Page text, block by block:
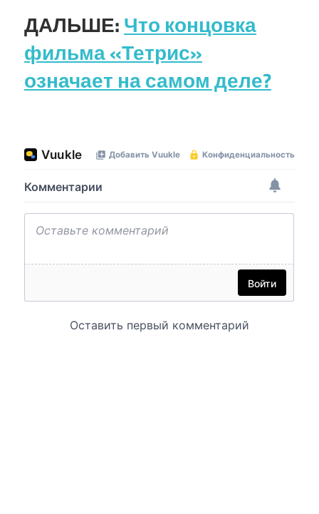
ДАЛЬШЕ:Что концовка
фильма «Тетрис»
означает на самом деле?